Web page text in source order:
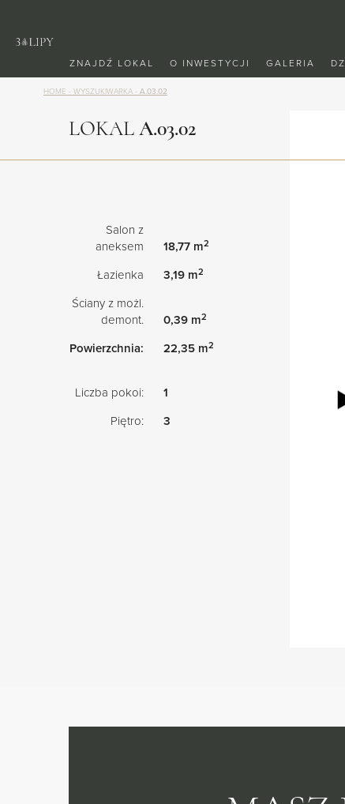
ZNAJDŹ LOKAL O INWESTYCJI GALERIA
HOME - WYSZUKIWARKA - A.03.02
LOKALA.03.02
Salon z
aneksem
18,77 m2
Łazienka 3,19 m2
Ściany z możl.
demont.
0,39 m2
Powierzchnia: 22,35 m2
Liczba pokoi:
1
Piętro:
3